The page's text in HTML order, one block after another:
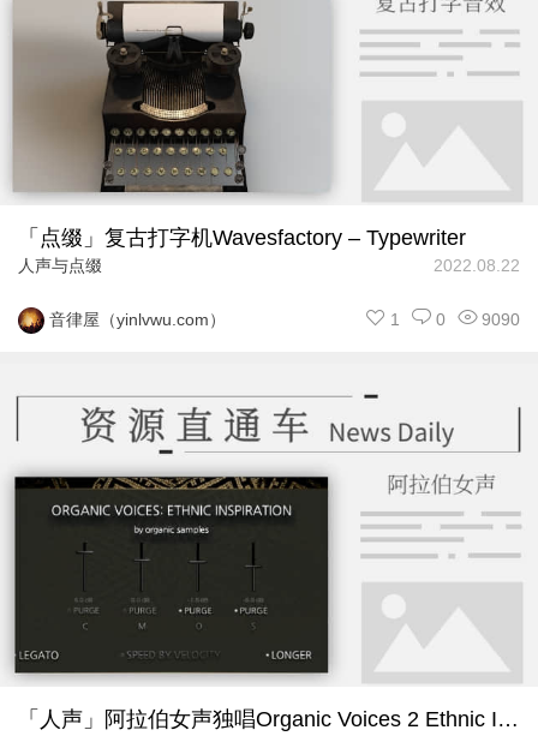
「点缀」复古打字机Wavesfactory – Typewriter
人声与点缀 2022.08.22
音律屋（yinlvwu.com） 9090
0
1
「人声」阿拉伯女声独唱Organic Voices 2 Ethnic Inspiration